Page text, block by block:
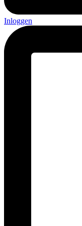
Inloggen